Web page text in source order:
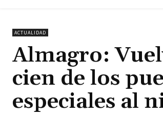
ACTUALIDAD
Almagro:
cien de los
especiales al